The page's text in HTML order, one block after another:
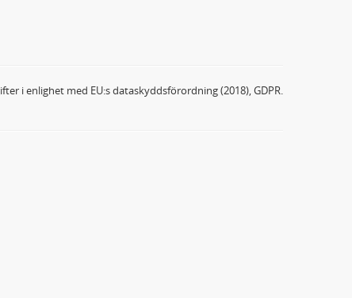
i enlighet med EU:s dataskyddsförordning (2018), GDPR.